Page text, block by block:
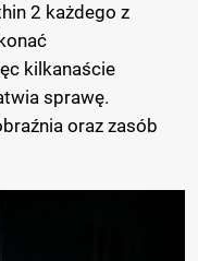
2 każdego z
kilkanaście
sprawę.
oraz zasób